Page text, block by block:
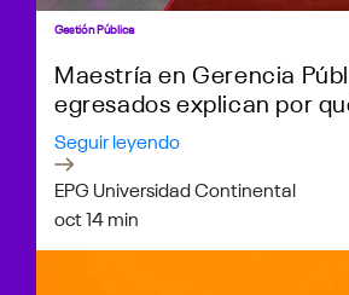
Gestión Pública
Maestría en Gerencia
egresados explican por
Seguir leyendo
EPG Universidad Continental
oct 14 min